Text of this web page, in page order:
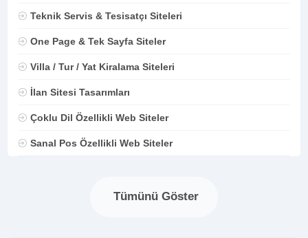
Teknik Servis & Tesisatçı Siteleri
One Page & Tek Sayfa Siteler
Villa / Tur / Yat Kiralama Siteleri
İlan Sitesi Tasarımları
Çoklu Dil Özellikli Web Siteler
Sanal Pos Özellikli Web Siteler
Tümünü Göster